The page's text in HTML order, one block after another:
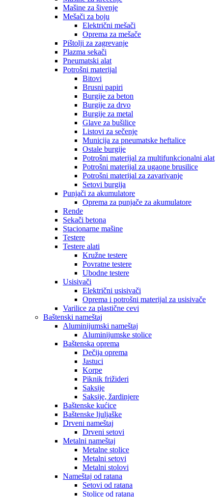
Mašine za šivenje
Mešači za boju
Električni mešači
Oprema za mešače
Pištolji za zagrevanje
Plazma sekači
Pneumatski alat
Potrošni materijal
Bitovi
Brusni papiri
Burgije za beton
Burgije za drvo
Burgije za metal
Glave za bušilice
Listovi za sečenje
Municija za pneumatske heftalice
Ostale burgije
Potrošni materijal za multifunkcionalni alat
Potrošni materijal za ugaone brusilice
Potrošni materijal za zavarivanje
Setovi burgija
Punjači za akumulatore
Oprema za punjače za akumulatore
Rende
Sekači betona
Stacionarne mašine
Testere
Testere alati
Kružne testere
Povratne testere
Ubodne testere
Usisivači
Električni usisivači
Oprema i potrošni materijal za usisivače
Varilice za plastične cevi
Baštenski nameštaj
Aluminijumski nameštaj
Aluminijumske stolice
Baštenska oprema
Dečija oprema
Jastuci
Korpe
Piknik frižideri
Saksije
Saksije, žardinjere
Baštenske kućice
Baštenske ljuljaške
Drveni nameštaj
Drveni setovi
Metalni nameštaj
Metalne stolice
Metalni setovi
Metalni stolovi
Nameštaj od ratana
Setovi od ratana
Stolice od ratana